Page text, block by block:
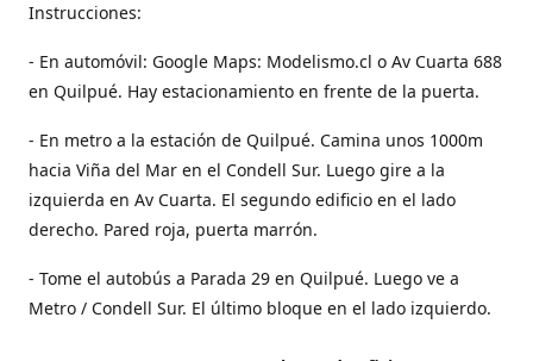
Instrucciones:
- En automóvil: Google Maps: Modelismo.cl o Av Cuarta 688
en Quilpué. Hay estacionamiento en frente de la puerta.
- En metro a la estación de Quilpué. Camina unos 1000m
hacia Viña del Mar en el Condell Sur. Luego gire a la
izquierda en Av Cuarta. El segundo edificio en el lado
derecho. Pared roja, puerta marrón.
- Tome el autobús a Parada 29 en Quilpué. Luego ve a
Metro / Condell Sur. El último bloque en el lado izquierdo.